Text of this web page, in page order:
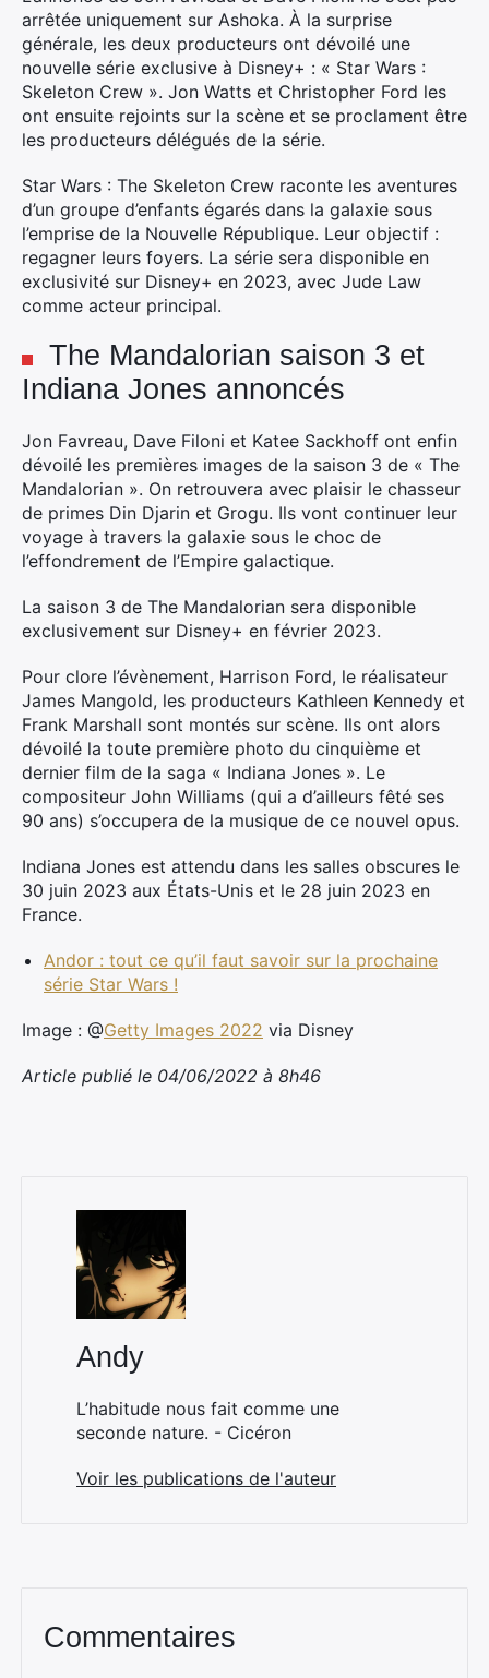
arrêtée uniquement sur Ashoka. À la surprise
générale, les deux producteurs ont dévoilé une
nouvelle série exclusive à Disney+ : « Star Wars :
Skeleton Crew ». Jon Watts et Christopher Ford les
ont ensuite rejoints sur la scène et se proclament être
les producteurs délégués de la série.
Star Wars : The Skeleton Crew raconte les aventures
d’un groupe d’enfants égarés dans la galaxie sous
l’emprise de la Nouvelle République. Leur objectif :
regagner leurs foyers. La série sera disponible en
exclusivité sur Disney+ en 2023, avec Jude Law
comme acteur principal.
The Mandalorian saison 3 et
Indiana Jones annoncés
Jon Favreau, Dave Filoni et Katee Sackhoff ont enfin
dévoilé les premières images de la saison 3 de « The
Mandalorian ». On retrouvera avec plaisir le chasseur
de primes Din Djarin et Grogu. Ils vont continuer leur
voyage à travers la galaxie sous le choc de
l’effondrement de l’Empire galactique.
La saison 3 de The Mandalorian sera disponible
exclusivement sur Disney+ en février 2023.
Pour clore l’évènement, Harrison Ford, le réalisateur
James Mangold, les producteurs Kathleen Kennedy et
Frank Marshall sont montés sur scène. Ils ont alors
dévoilé la toute première photo du cinquième et
dernier film de la saga « Indiana Jones ». Le
compositeur John Williams (qui a d’ailleurs fêté ses
90 ans) s’occupera de la musique de ce nouvel opus.
Indiana Jones est attendu dans les salles obscures le
30 juin 2023 aux États-Unis et le 28 juin 2023 en
France.
Andor : tout ce qu’il faut savoir sur la prochaine
série Star Wars !
Image : @Getty Images 2022 via Disney
Article publié le 04/06/2022 à 8h46
Andy
L’habitude nous fait comme une
seconde nature. - Cicéron
Voir les publications de l'auteur
Commentaires
Rechercher
: